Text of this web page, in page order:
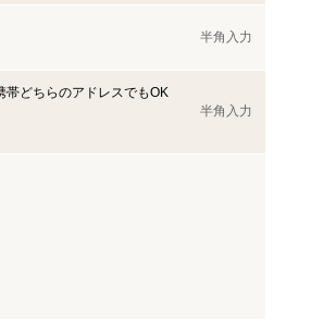
半角入力
どちらのアドレスでもOK
半角入力